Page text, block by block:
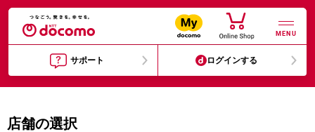
MENU
サポート ログインする
店舗の選択